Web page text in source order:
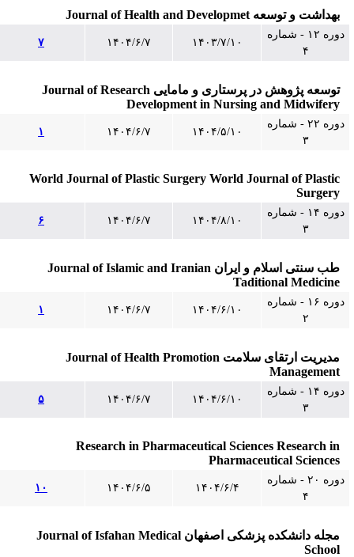
بهداشت و توسعه Journal of Health and Developmet
دوره ۱۲ - شماره
۱۴۰۳/۷/۱۰ ۱۴۰۴/۶/۷
توسعه پژوهش در پرستاری و مامایی Journal of Research
Development in Nursing and Midwifery
دوره ۲۲ - شماره
۱۴۰۴/۵/۱۰ ۱۴۰۴/۶/۷
World Journal of Plastic Surgery World Journal of Plastic
Surgery
دوره ۱۴ - شماره
۱۴۰۴/۸/۱۰ ۱۴۰۴/۶/۷
طب سنتی اسلام و ایران Journal of Islamic and Iranian
Taditional Medicine
دوره ۱۶ - شماره
۱۴۰۴/۶/۱۰ ۱۴۰۴/۶/۷
مدیریت ارتقای سلامت Journal of Health Promotion
Management
دوره ۱۴ - شماره
۱۴۰۴/۶/۱۰ ۱۴۰۴/۶/۷
Research in Pharmaceutical Sciences Research in
Pharmaceutical Sciences
دوره ۲۰ - شماره
۱۴۰۴/۶/۴ ۱۴۰۴/۶/۵ ۱۰
مجله دانشکده پزشکی اصفهان Journal of Isfahan Medical
School